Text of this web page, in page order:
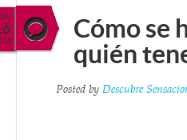
Cómo se
quién
Posted by Descubre